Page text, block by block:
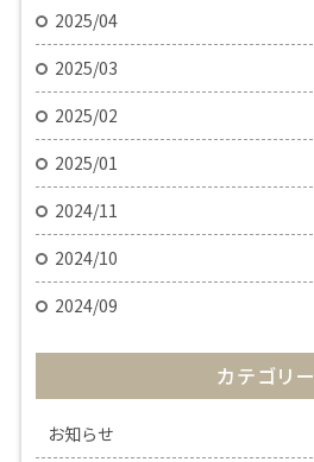
2025/04
2025/03
2025/02
2025/01
2024/11
2024/10
2024/09
カテゴリー
お知らせ